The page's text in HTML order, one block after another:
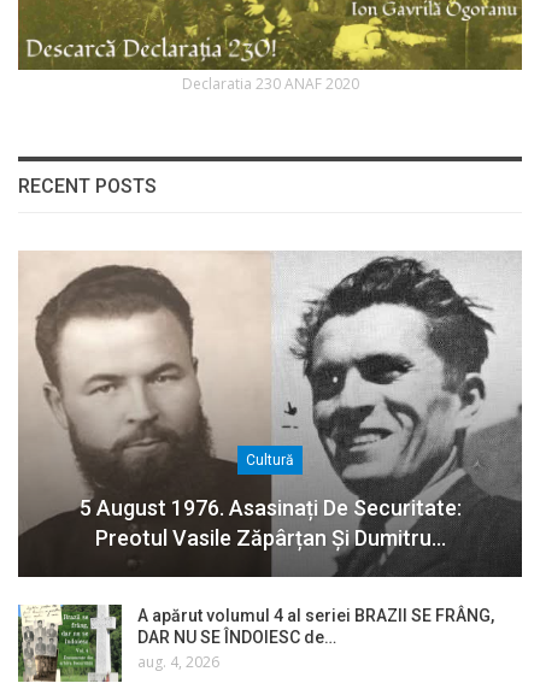
Declaratia 230 ANAF 2020
RECENT POSTS
Cultură
5 August 1976. Asasinați De Securitate:
Preotul Vasile Zăpârțan Și Dumitru…
A apărut volumul 4 al seriei BRAZII SE FRÂNG,
DAR NU SE ÎNDOIESC de…
aug. 4, 2026